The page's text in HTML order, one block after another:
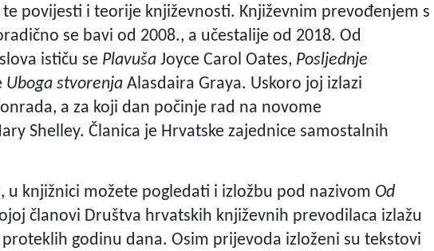
povijesti i teorije književnosti. Književnim prevođenjem s
se bavi od 2008., a učestalije od 2018. Od
ističu se Plavuša Joyce Carol Oates, Posljednje
Uboga stvorenja Alasdaira Graya. Uskoro joj izlazi
a za koji dan počinje rad na novome
Shelley. Članica je Hrvatske zajednice samostalnih
u knjižnici možete pogledati i izložbu pod nazivom Od
članovi Društva hrvatskih književnih prevodilaca izlažu
godinu dana. Osim prijevoda izloženi su tekstovi